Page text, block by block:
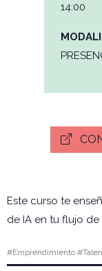
14:00
Este curso te
de IA en tu flujo
#Emprendimiento